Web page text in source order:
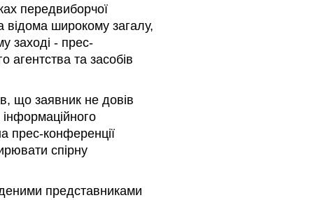
передвиборчої
відома широкому загалу,
заході - прес-
агентства та засобів
що заявник не довів
інформаційного
прес-конференції
спірну
представниками